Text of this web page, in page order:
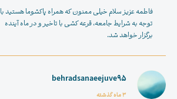
فاطمه عزیز سلام خیلی ممنون که همراه پاکشوما هستید با
توجه به شرایط جامعه، قرعه کشی با تاخیر و در ماه آینده
برگزار خواهد شد.
behradsanaeejuve95
3 ماه گذشته